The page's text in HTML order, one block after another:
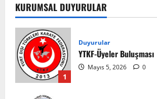
KURUMSAL DUYURULAR
1
Duyurular
YTKF-Üyeler Buluşması
Mayıs 5, 2026 0